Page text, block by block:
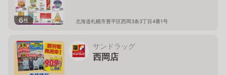
6枚 北海道札幌市豊平区西岡3条3丁目4番1号
サンドラッグ
西岡店